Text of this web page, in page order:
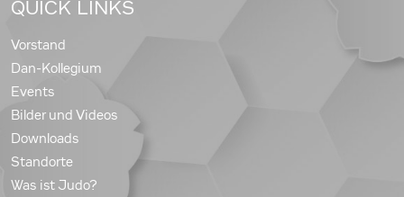
QUICK LINKS
Vorstand
Dan-Kollegium
Events
Bilder und Videos
Downloads
Standorte
Was ist Judo?